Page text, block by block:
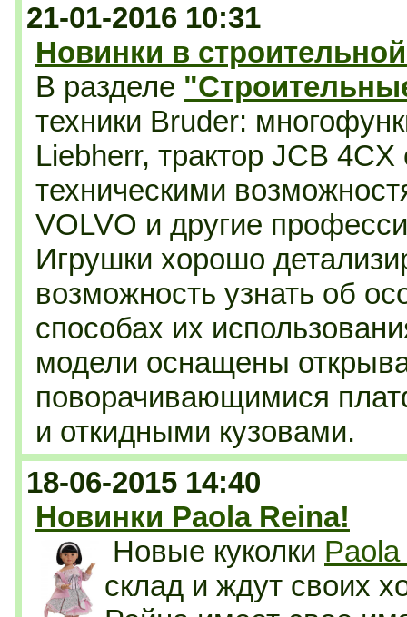
21-01-2016 10:31
Новинки в
В разделе
техники Bruder:
Liebherr, трактор JCB
техническими
VOLVO и другие
Игрушки хорошо
возможность узнать об
способах их
модели оснащены
поворачивающимися
и откидными кузовами.
18-06-2015 14:40
Новинки Paola Reina!
Новые куколки
склад и ждут своих